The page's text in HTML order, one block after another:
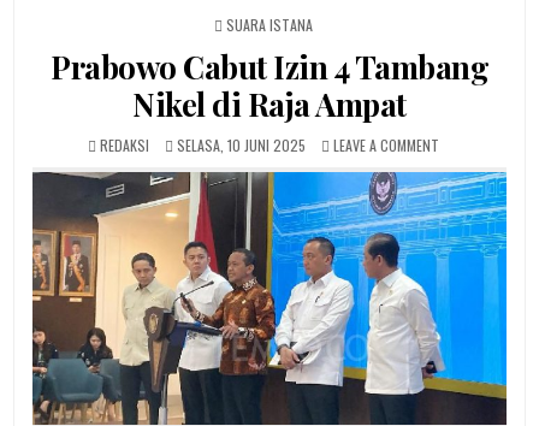
POSTED
SUARA ISTANA
Prabowo Cabut Izin 4 Tambang
Nikel di Raja Ampat
AUTHOR:
REDAKSI
PUBLISHED
SELASA, 10 JUNI 2025 LEAVE A COMMENT
CABUT
IZIN
4
TAMBANG
NIKEL
DI
AMPAT